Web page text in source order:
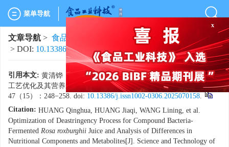
菜单导航
文章导航 > 食品工业科技 >47(15): 248-258.
> DOI: 10.13386/j.issn1002-0306.2025070158
引用本文: 黄清铧，黄家埼，王丽宁，等. 复合菌发酵刺梨原汁脱涩
工艺优化及其营养成分和代谢物差异分析[J]. 食品工业科技，2026，
47（15）：248−258. doi: 10.13386/j.issn1002-0306.2025070158.
Citation: HUANG Qinghua, HUANG Jiaqi, WANG Lining, et al.
Optimization of Deastringency Process for Compound Bacteria-
Fermented Rosa roxburghii Juice and Analysis of Differences in
Nutritional Components and Metabolites[J]. Science and Technology of
x